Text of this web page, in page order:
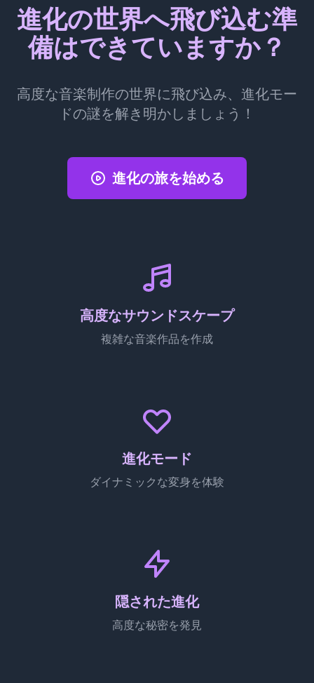
進化の世界へ飛び込む準
備はできていますか？
高度な音楽制作の世界に飛び込み、進化モー
ドの謎を解き明かしましょう！
進化の旅を始める
高度なサウンドスケープ
複雑な音楽作品を作成
進化モード
ダイナミックな変身を体験
隠された進化
高度な秘密を発見